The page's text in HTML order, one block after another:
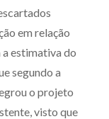
em relação
a estimativa do
segundo a
o projeto
visto que